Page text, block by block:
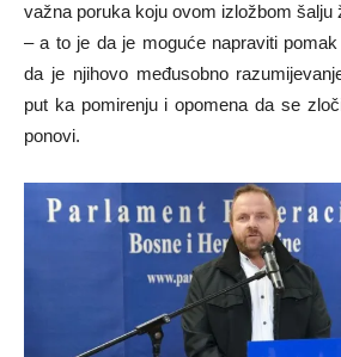
važna poruka koju ovom izložbom šalju
– a to je da je moguće napraviti
da je njihovo međusobno
put ka pomirenju i opomena da se
ponovi.